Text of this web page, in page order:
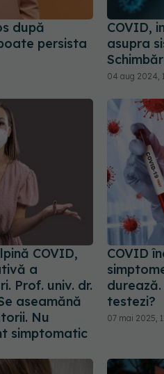
după
persista
COVID,
asupra
04 aug 2024,
COVID,
a
Prof. univ. dr.
aseamănă
Nu
simptomatic
COVID
testezi?
07 mai 2025,